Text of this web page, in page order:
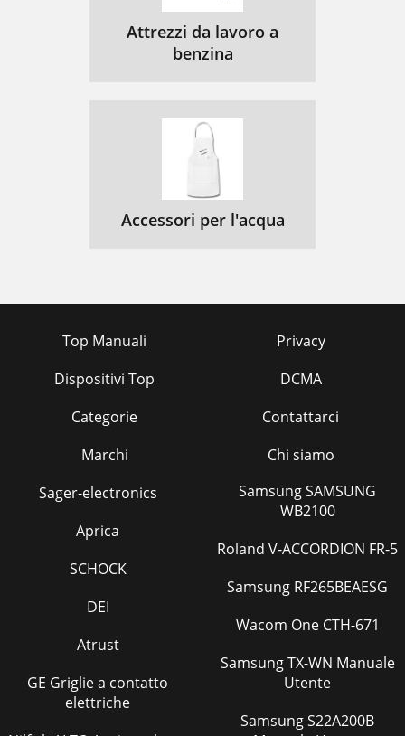
Attrezzi da lavoro a
benzina
Accessori per l'acqua
Top Manuali
Dispositivi Top
Categorie
Marchi
Privacy
DCMA
Contattarci
Chi siamo
Sager-electronics
Aprica
SCHOCK
DEI
Atrust
GE Griglie a contatto
elettriche
Samsung SAMSUNG
WB2100
Roland V-ACCORDION FR-5
Samsung RF265BEAESG
Wacom One CTH-671
Samsung TX-WN Manuale
Utente
Samsung S22A200B